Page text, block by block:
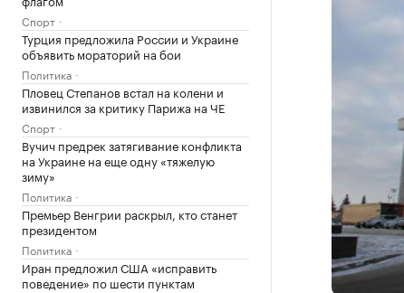
Спорт
Турция предложила России и Украине
объявить мораторий на бои
Политика
Пловец Степанов встал на колени и
извинился за критику Парижа на ЧЕ
Спорт
Вучич предрек затягивание конфликта
на Украине на еще одну «тяжелую
зиму»
Политика
Премьер Венгрии раскрыл, кто станет
президентом
Политика
Иран предложил США «исправить
поведение» по шести пунктам